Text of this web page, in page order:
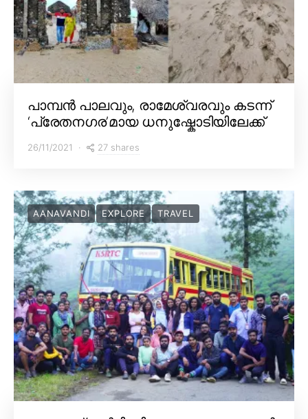
പാമ്പൻ പാലവും, രാമേശ്വരവും കടന്ന്
‘പ്രേതനഗര’മായ ധനുഷ്കോടിയിലേക്ക്
26/11/2021 27 shares
AANAVANDI EXPLORE TRAVEL